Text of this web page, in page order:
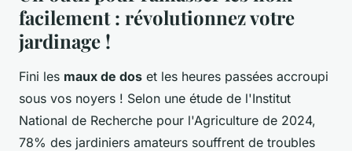
facilement : révolutionnez votre
jardinage !
Fini les maux de dos et les heures passées accroupi
sous vos noyers ! Selon une étude de l'Institut
National de Recherche pour l'Agriculture de 2024,
78% des jardiniers amateurs souffrent de troubles